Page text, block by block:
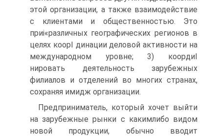
этой организации, а также взаимодействие
с клиентами и общественностью. Это
приі«различных географических регионов в
целях коорI динации деловой активности на
международном уровне; 3) коордиI
нировать деятельность зарубежных
филиалов и отделений во многих странах,
сохраняя имидж организации.
Предприниматель, который хочет выйти
на зарубежные рынки с какимлибо видом
новой продукции, обычно вводит